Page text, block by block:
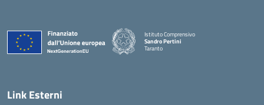
Istituto Comprensivo
Sandro Pertini
Taranto
Link Esterni